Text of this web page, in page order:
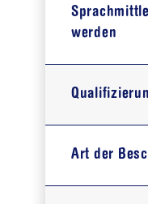
werden
Art der